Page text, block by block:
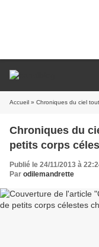
Accueil » Chroniques du ciel
Chroniques du
petits corps
Publié le 24/11/2013 à
Par odilemandrette